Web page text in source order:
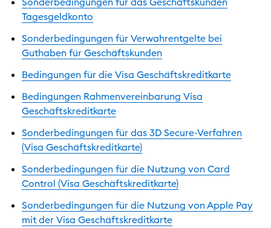
Tagesgeldkonto
Sonderbedingungen für Verwahrentgelte bei
Guthaben für Geschäftskunden
Bedingungen für die Visa Geschäftskreditkarte
Bedingungen Rahmenvereinbarung Visa
Geschäftskreditkarte
Sonderbedingungen für das 3D Secure-Verfahren
(Visa Geschäftskreditkarte)
Sonderbedingungen für die Nutzung von Card
Control (Visa Geschäftskreditkarte)
Sonderbedingungen für die Nutzung von Apple Pay
mit der Visa Geschäftskreditkarte